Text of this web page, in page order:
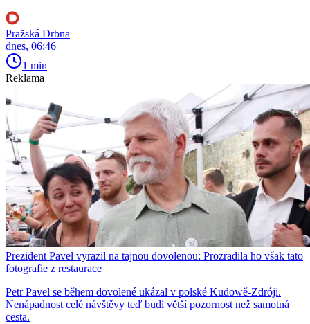
Pražská Drbna
dnes, 06:46
1 min
Reklama
Prezident Pavel vyrazil na tajnou dovolenou: Prozradila ho však tato
fotografie z restaurace
Petr Pavel se během dovolené ukázal v polské Kudowě-Zdróji.
Nenápadnost celé návštěvy teď budí větší pozornost než samotná
cesta.